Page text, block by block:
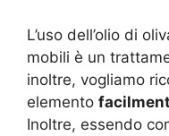
L’uso dell’olio di
mobili è un
inoltre, vogliamo
elemento
Inoltre, essendo